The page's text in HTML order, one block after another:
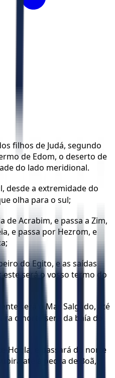
filhos de Judá, segundo
de Edom, o deserto de
do lado meridional.
desde a extremidade do
olha para o sul;
de Acrabim, e passa a Zim,
e passa por Hezrom, e
do Egito, e as saídas
será o vosso termo do
será o Mar Salgado, até
o norte será da baía do
Hogla, e passará do norte
até à pedra de Boã,